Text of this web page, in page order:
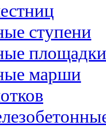
ступени
площадки
марши